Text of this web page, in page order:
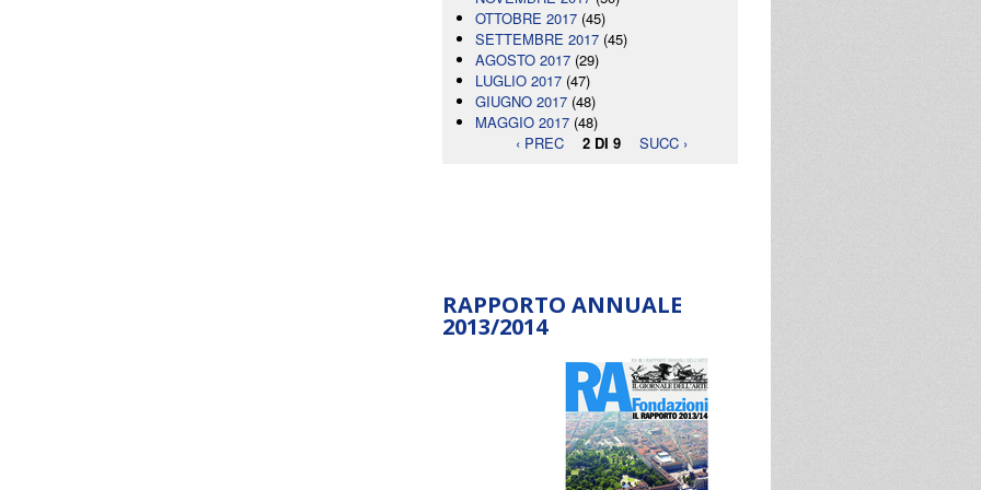
OTTOBRE 2017 (45)
SETTEMBRE 2017 (45)
AGOSTO 2017 (29)
LUGLIO 2017 (47)
GIUGNO 2017 (48)
MAGGIO 2017 (48)
‹ PREC
2 DI 9 SUCC ›
RAPPORTO ANNUALE
2013/2014